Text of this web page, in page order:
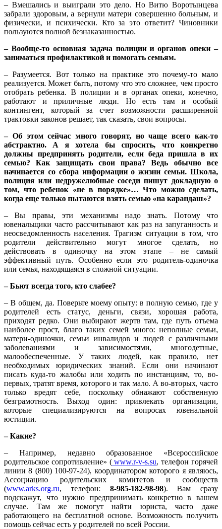
– Вмешались и выиграли это дело. Но Витю Воротынцева
забрали здоровым, а вернули матери совершенно больным, и
физически, и психически. Кто за это ответит? Чиновники
пользуются полной безнаказанностью.
– Вообще-то основная задача полиции и органов опеки –
заниматься профилактикой и помогать семьям.
– Разумеется. Вот только на практике это почему-то мало
реализуется. Может быть, потому что это сложнее, чем просто
отобрать ребенка. В полиции и в органах опеки, конечно,
работают и приличные люди. Но есть там и особый
контингент, который за счет возможности расширенной
трактовки законов решает, так сказать, свои вопросы.
– Об этом сейчас много говорят, но чаще всего как-то
абстрактно. А я хотела бы спросить, что конкретно
должны предпринять родители, если беда пришла в их
семью? Как защищать свои права? Ведь обычно все
начинается со сбора информации о жизни семьи. Школа,
полиция или недружелюбные соседи пишут докладную о
том, что ребенок «не в порядке»… Что можно сделать,
когда еще только пытаются взять семью «на карандаш»?
– Вы правы, эти механизмы надо знать. Потому что
ювенальщики часто рассчитывают как раз на запуганность и
неосведомленность населения. Трагизм ситуации в том, что
родители действительно могут многое сделать, но
действовать в одиночку на этом этапе – не самый
эффективный путь. Особенно если это родитель-одиночка
или семья, находящаяся в сложной ситуации.
– Бьют всегда того, кто слабее?
– В общем, да. Поверьте моему опыту: в полную семью, где у
родителей есть статус, деньги, связи, хорошая работа,
приходят редко. Они выбирают жертв там, где путь отъема
наиболее прост, благо таких семей много: неполные семьи,
матери-одиночки, семьи инвалидов и людей с различными
заболеваниями и зависимостями, многодетные,
малообеспеченные. У таких людей, как правило, нет
необходимых юридических знаний. Если они начинают
писать куда-то жалобы или ходить по инстанциям, то, во-
первых, тратят время, которого и так мало. А во-вторых, часто
только вредят себе, поскольку обнажают собственную
безграмотность. Выход один: привлекать организации,
которые специализируются на вопросах ювенальной
юстиции.
– Какие?
– Например, недавно образованное «Всероссийское
родительское сопротивление» (www.r-v-s.su, телефон горячей
линии 8 (800) 100-97-24), координатором которого я являюсь,
Ассоциацию родительских комитетов и сообществ
(www.arks.org.ru, телефон: 8-985-182-98-98). Вам сразу
подскажут, что нужно предпринимать конкретно в вашем
случае. Там же помогут найти юриста, часто даже
работающего на бесплатной основе. Возможность получить
помощь сейчас есть у родителей по всей России.